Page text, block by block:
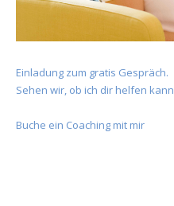
Einladung zum gratis Gespräch.
Sehen wir, ob ich dir helfen kann
Buche ein Coaching mit mir